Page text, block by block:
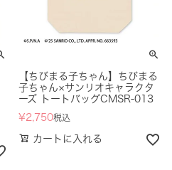
【ちびまる子ちゃん】ちびまる
子ちゃん×サンリオキャラクタ
ーズ トートバッグCMSR-013
¥2,750税込
カートに入れる